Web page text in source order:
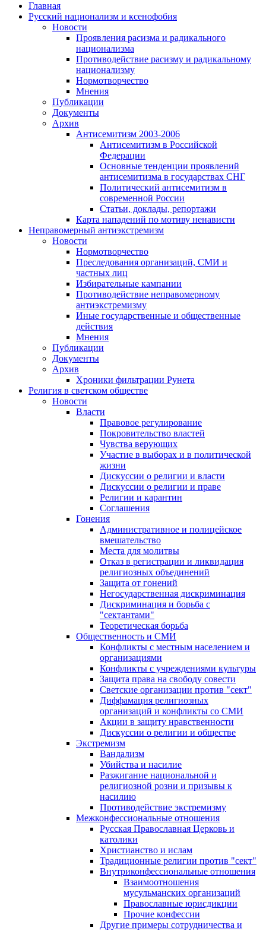
Главная
Русский национализм и ксенофобия
Новости
Проявления расизма и радикального
национализма
Противодействие расизму и радикальному
национализму
Нормотворчество
Мнения
Публикации
Документы
Архив
Антисемитизм 2003-2006
Антисемитизм в Российской
Федерации
Основные тенденции проявлений
антисемитизма в государствах СНГ
Политический антисемитизм в
современной России
Статьи, доклады, репортажи
Карта нападений по мотиву ненависти
Неправомерный антиэкстремизм
Новости
Нормотворчество
Преследования организаций, СМИ и
частных лиц
Избирательные кампании
Противодействие неправомерному
антиэкстремизму
Иные государственные и общественные
действия
Мнения
Публикации
Документы
Архив
Хроники фильтрации Рунета
Религия в светском обществе
Новости
Власти
Правовое регулирование
Покровительство властей
Чувства верующих
Участие в выборах и в политической
жизни
Дискуссии о религии и власти
Дискуссии о религии и праве
Религии и карантин
Соглашения
Гонения
Административное и полицейское
вмешательство
Места для молитвы
Отказ в регистрации и ликвидация
религиозных объединений
Защита от гонений
Негосударственная дискриминация
Дискриминация и борьба с
"сектантами"
Теоретическая борьба
Общественность и СМИ
Конфликты с местным населением и
организациями
Конфликты с учреждениями культуры
Защита права на свободу совести
Светские организации против "сект"
Диффамация религиозных
организаций и конфликты со СМИ
Акции в защиту нравственности
Дискуссии о религии и обществе
Экстремизм
Вандализм
Убийства и насилие
Разжигание национальной и
религиозной розни и призывы к
насилию
Противодействие экстремизму
Межконфессиональные отношения
Русская Православная Церковь и
католики
Христианство и ислам
Традиционные религии против "сект"
Внутриконфессиональные отношения
Взаимоотношения
мусульманских организаций
Православные юрисдикции
Прочие конфессии
Другие примеры сотрудничества и